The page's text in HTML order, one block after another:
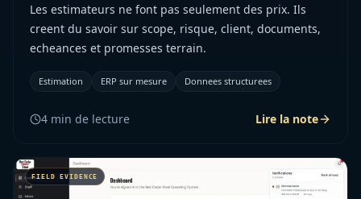
Les estimateurs ne font pas seulement des prix. Ils
creent du savoir sur scope, risque, client, documents,
echeances et promesses terrain.
Estimation ERP sur mesure Donnees structurees
4 min de lecture Lire la note